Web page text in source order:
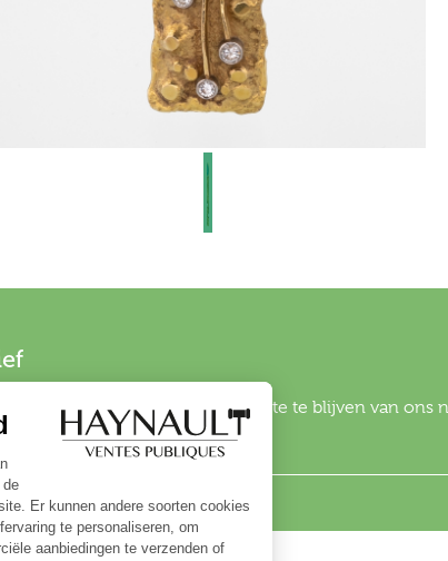
onze nieuwsbrief om op de hoogte te blijven van ons